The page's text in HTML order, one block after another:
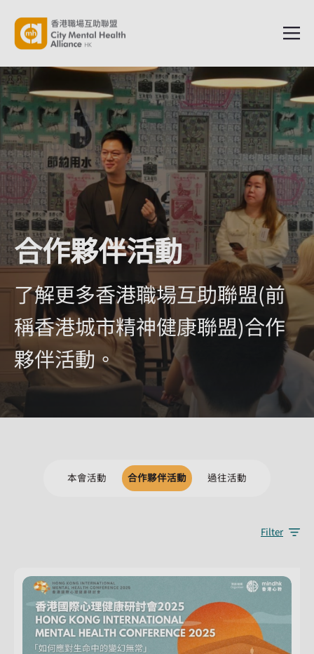
合作夥伴活動
了解更多香港職場互助聯盟(前
稱香港城市精神健康聯盟)合作
夥伴活動。
本會活動 合作夥伴活動 過往活動
Filter